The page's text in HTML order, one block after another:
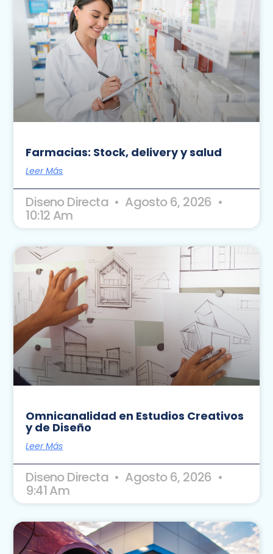
Farmacias: Stock, delivery y salud
Leer Más
Diseno Directa Agosto 6, 2026
10:12 Am
Omnicanalidad en Estudios Creativos
y de Diseño
Leer Más
Diseno Directa Agosto 6, 2026
9:41 Am